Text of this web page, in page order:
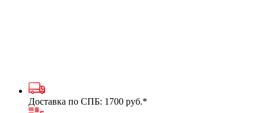
Доставка по СПБ: 1700 руб.*